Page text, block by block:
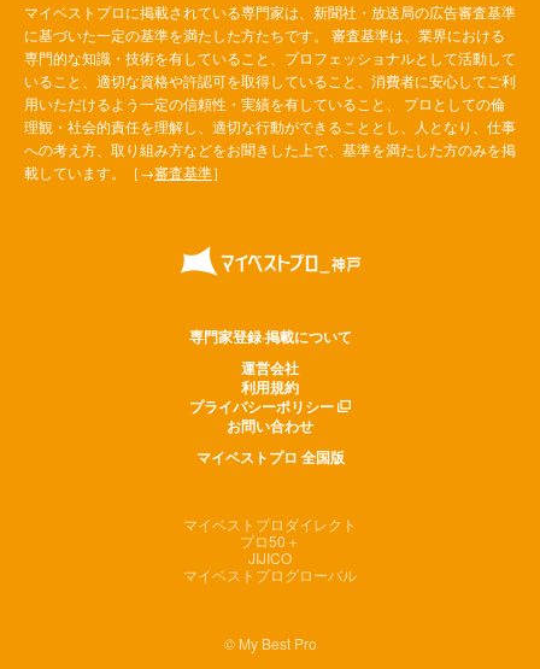
マイベストプロに掲載されている専門家は、新聞社・放送局の広告審査基準
に基づいた一定の基準を満たした方たちです。 審査基準は、業界における
専門的な知識・技術を有していること、プロフェッショナルとして活動して
いること、適切な資格や許認可を取得していること、消費者に安心してご利
用いただけるよう一定の信頼性・実績を有していること、 プロとしての倫
理観・社会的責任を理解し、適切な行動ができることとし、人となり、仕事
への考え方、取り組み方などをお聞きした上で、基準を満たした方のみを掲
載しています。［→審査基準］
専門家登録·掲載について
運営会社
利用規約
プライバシーポリシー
お問い合わせ
マイベストプロ 全国版
マイベストプロダイレクト
プロ50＋
JIJICO
マイベストプログローバル
© My Best Pro